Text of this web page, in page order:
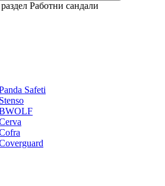
Работни сандали
Safeti